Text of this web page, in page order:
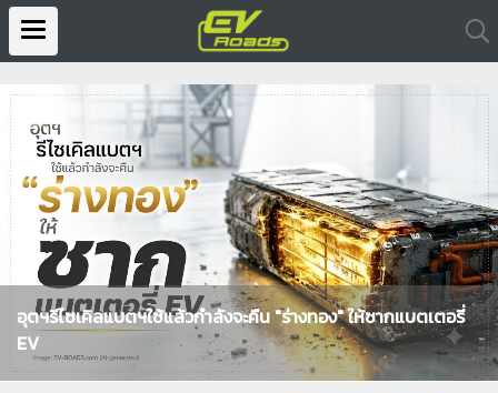
อุตฯรีไซเคิลแบตฯใช้แล้วกำลังจะคืน "ร่างทอง" ให้ซากแบตเตอรี่
EV